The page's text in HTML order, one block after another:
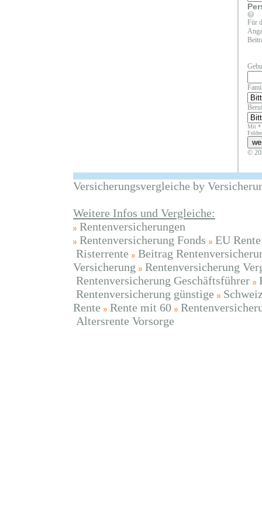
Für
Mit *
©
Versicherungsvergleiche by
Weitere Infos und Vergleiche:
Rentenversicherungen
Rentenversicherung Fonds
EU Rente
Risterrente
Beitrag
Versicherung
Rentenversicherung
Rentenversicherung Geschäftsführer
Rentenversicherung günstige
Rente
Rente mit 60
Altersrente Vorsorge